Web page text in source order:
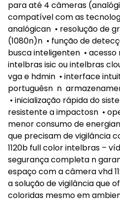
para até 4 câmeras
compatível com as
analógican • resolução de
(1080n)n • função de
busca inteligenten •
intelbras isic ou intelbras
vga e hdmin • interface
portuguêsn n
• inicialização rápida do
resistente a impactosn •
menor consumo de
que precisam de vigilância
1120b full color intelbras –
segurança completa n
espaço com a câmera vhd
a solução de vigilância que
coloridas mesmo em